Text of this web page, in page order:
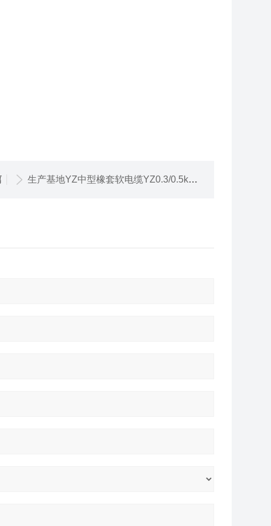
生产基地YZ中型橡套软电缆YZ0.3/0.5kv通用电缆